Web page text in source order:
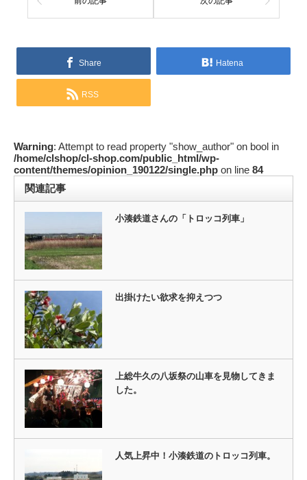
Share Hatena
RSS
Warning: Attempt to read property "show_author" on bool in
/home/clshop/cl-shop.com/public_html/wp-
content/themes/opinion_190122/single.php on line 84
関連記事
小湊鉄道さんの「トロッコ列車」
出掛けたい欲求を抑えつつ
上総牛久の八坂祭の山車を見物してきま
した。
人気上昇中！小湊鉄道のトロッコ列車。